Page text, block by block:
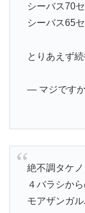
シーバス70
シーバス65
とりあえず
— マジです
絶不調タケ
４バラシから
モアザンガル